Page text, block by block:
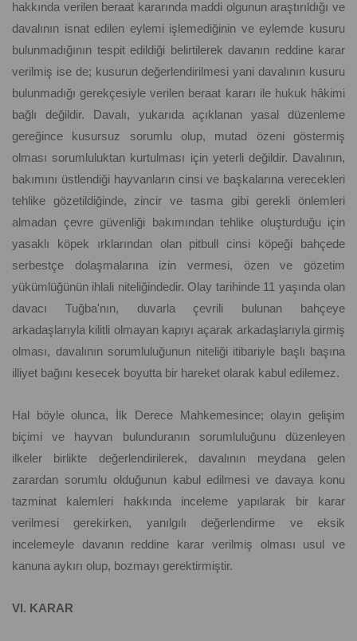
hakkında verilen beraat kararında maddi olgunun araştırıldığı ve
davalının isnat edilen eylemi işlemediğinin ve eylemde kusuru
bulunmadığının tespit edildiği belirtilerek davanın reddine karar
verilmiş ise de; kusurun değerlendirilmesi yani davalının kusuru
bulunmadığı gerekçesiyle verilen beraat kararı ile hukuk hâkimi
bağlı değildir. Davalı, yukarıda açıklanan yasal düzenleme
gereğince kusursuz sorumlu olup, mutad özeni göstermiş
olması sorumluluktan kurtulması için yeterli değildir. Davalının,
bakımını üstlendiği hayvanların cinsi ve başkalarına verecekleri
tehlike gözetildiğinde, zincir ve tasma gibi gerekli önlemleri
almadan çevre güvenliği bakımından tehlike oluşturduğu için
yasaklı köpek ırklarından olan pitbull cinsi köpeği bahçede
serbestçe dolaşmalarına izin vermesi, özen ve gözetim
yükümlüğünün ihlali niteliğindedir. Olay tarihinde 11 yaşında olan
davacı Tuğba'nın, duvarla çevrili bulunan bahçeye
arkadaşlarıyla kilitli olmayan kapıyı açarak arkadaşlarıyla girmiş
olması, davalının sorumluluğunun niteliği itibariyle başlı başına
illiyet bağını kesecek boyutta bir hareket olarak kabul edilemez.
Hal böyle olunca, İlk Derece Mahkemesince; olayın gelişim
biçimi ve hayvan bulunduranın sorumluluğunu düzenleyen
ilkeler birlikte değerlendirilerek, davalının meydana gelen
zarardan sorumlu olduğunun kabul edilmesi ve davaya konu
tazminat kalemleri hakkında inceleme yapılarak bir karar
verilmesi gerekirken, yanılgılı değerlendirme ve eksik
incelemeyle davanın reddine karar verilmiş olması usul ve
kanuna aykırı olup, bozmayı gerektirmiştir.
VI. KARAR